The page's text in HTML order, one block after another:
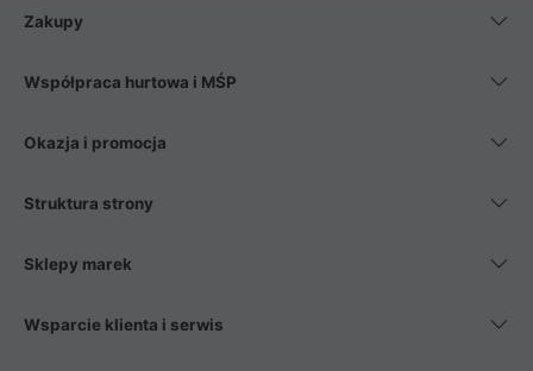
Zakupy
Współpraca hurtowa i MŚP
Okazja i promocja
Struktura strony
Sklepy marek
Wsparcie klienta i serwis